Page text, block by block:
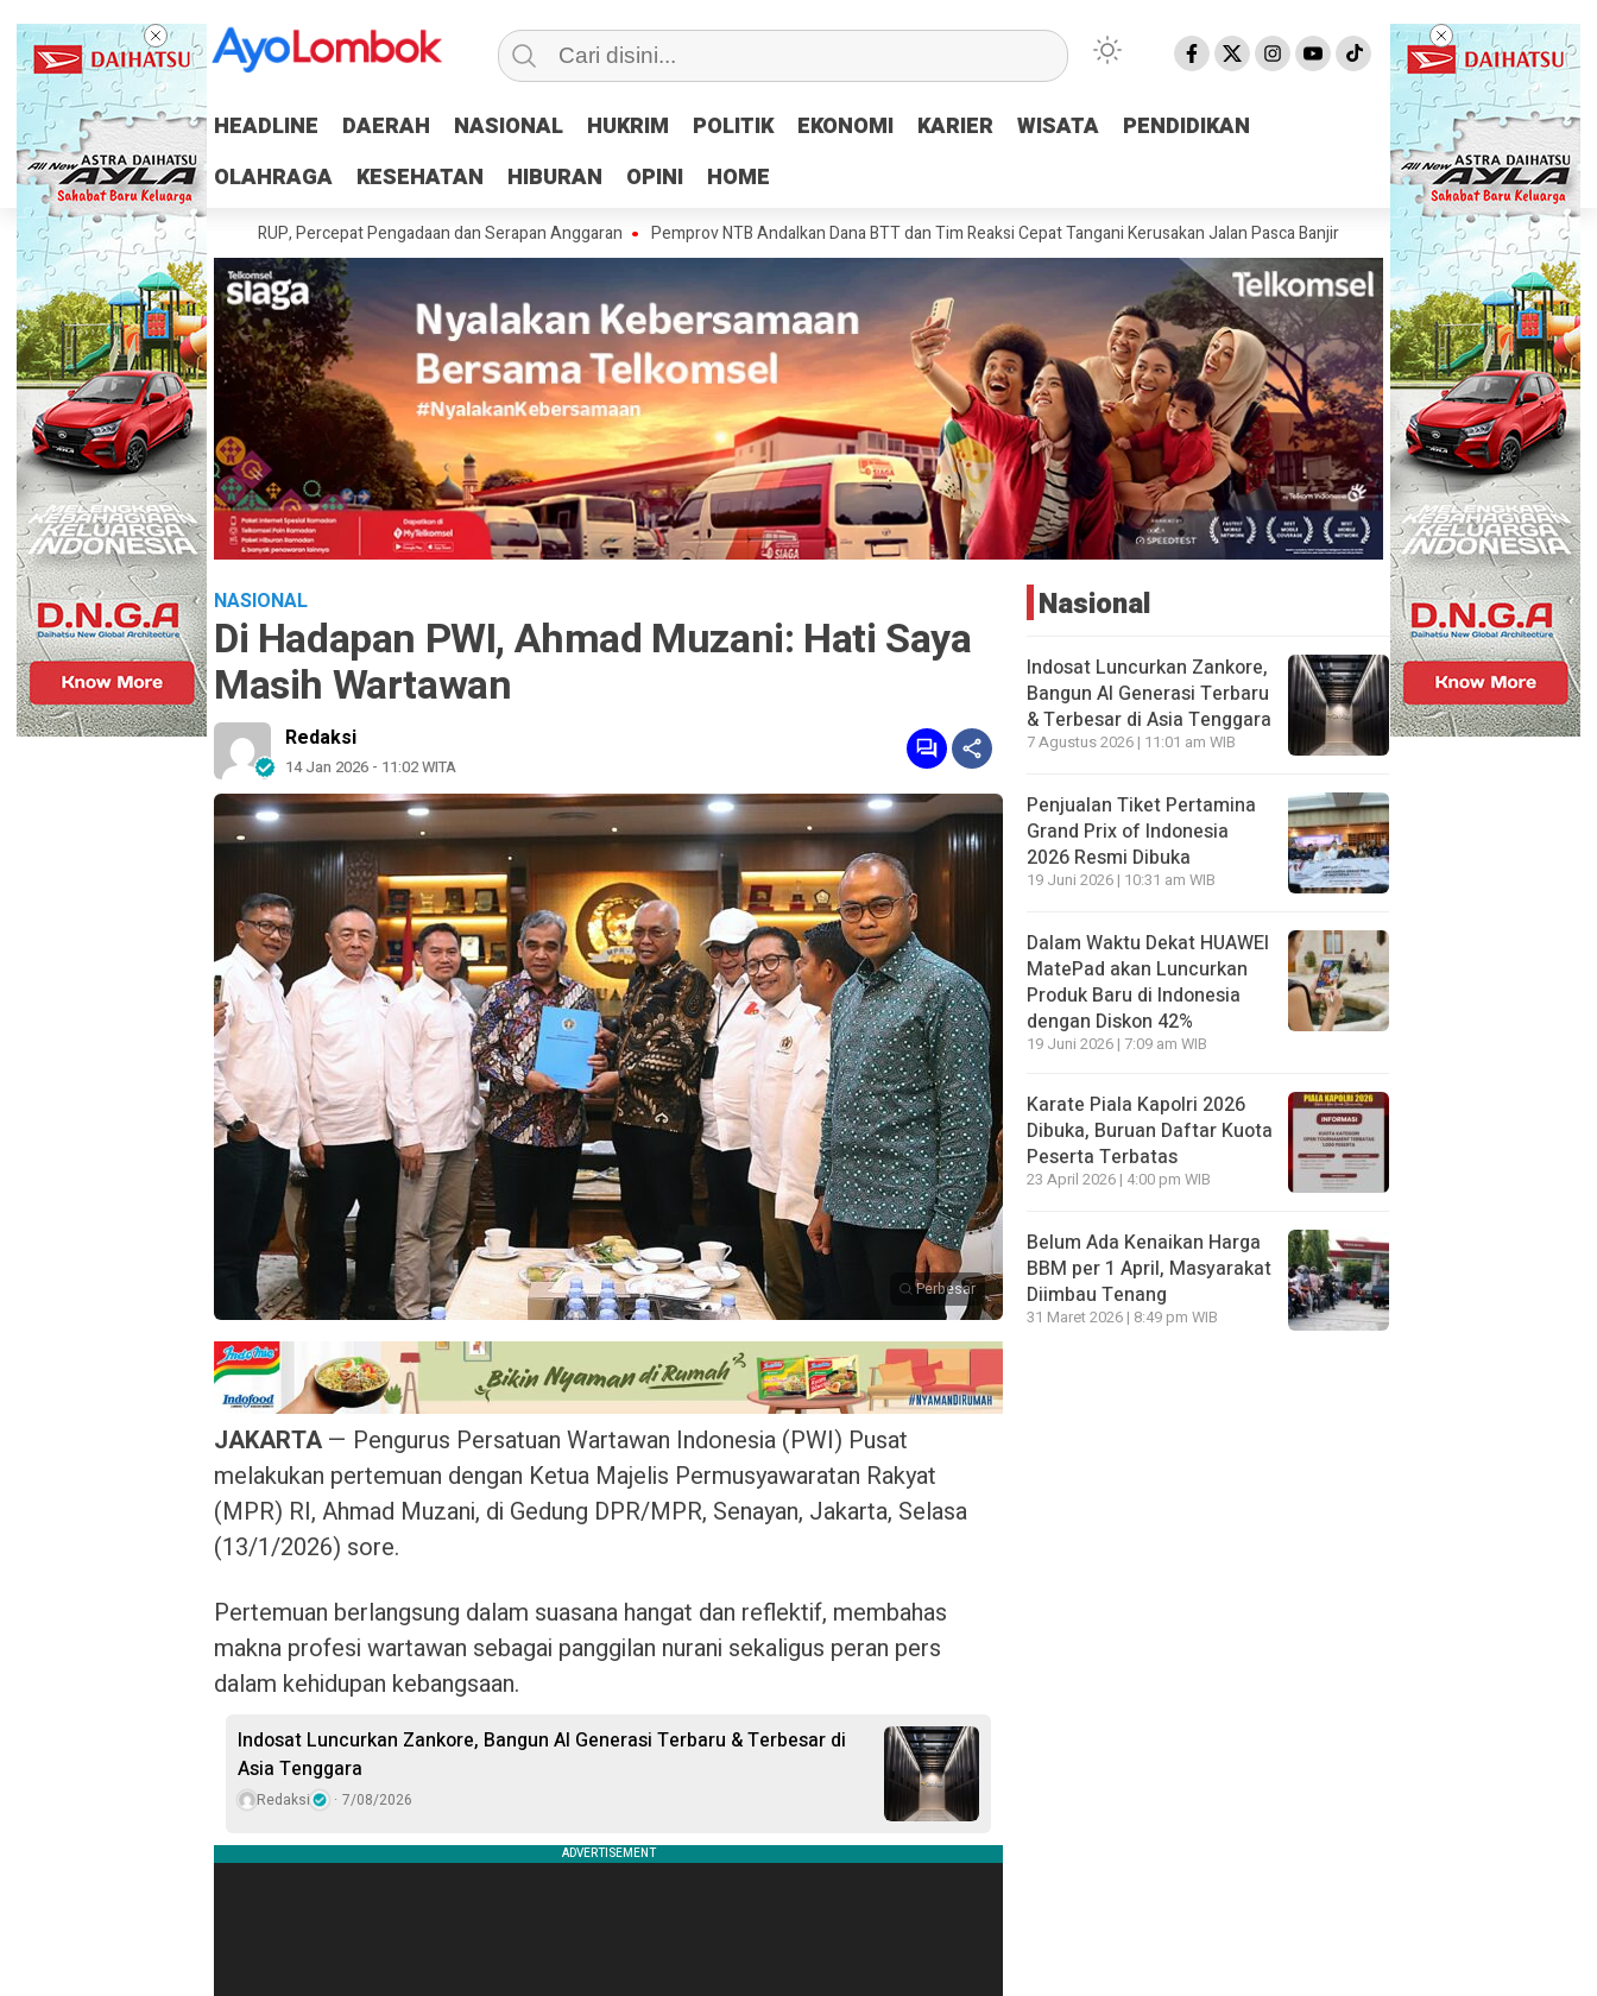
HEADLINE DAERAH NASIONAL HUKRIM POLITIK EKONOMI KARIER WISATA
PENDIDIKAN
OLAHRAGA
KESEHATAN HIBURAN OPINI HOME
HEADLINE DAERAH NASIONAL HUKRIM POLITIK EKONOMI KARIER WISATA
PENDIDIKAN
OLAHRAGA
KESEHATAN HIBURAN OPINI HOME
Tuntaskan 100 Persen RUP, Percepat Pengadaan dan Serapan Anggaran Pemprov NTB Andalkan Dana BTT dan Tim Reaksi Cepat Tangani Kerusakan Jalan Pasca Banjir Pemprov NTB Segera Luncurkan
NASIONAL
Di Hadapan PWI, Ahmad Muzani: Hati Saya
Masih Wartawan
Redaksi
14 Jan 2026 - 11:02 WITA
Perbesar
JAKARTA — Pengurus Persatuan Wartawan Indonesia (PWI) Pusat
melakukan pertemuan dengan Ketua Majelis Permusyawaratan Rakyat
(MPR) RI, Ahmad Muzani, di Gedung DPR/MPR, Senayan, Jakarta, Selasa
(13/1/2026) sore.
Pertemuan berlangsung dalam suasana hangat dan reflektif, membahas
makna profesi wartawan sebagai panggilan nurani sekaligus peran pers
dalam kehidupan kebangsaan.
Indosat Luncurkan Zankore, Bangun AI Generasi Terbaru & Terbesar di
Asia Tenggara
Redaksi 7/08/2026
Nasional
Indosat Luncurkan Zankore,
Bangun AI Generasi Terbaru
& Terbesar di Asia Tenggara
7 Agustus 2026 | 11:01 am WIB
Penjualan Tiket Pertamina
Grand Prix of Indonesia
2026 Resmi Dibuka
19 Juni 2026 | 10:31 am WIB
Dalam Waktu Dekat HUAWEI
MatePad akan Luncurkan
Produk Baru di Indonesia
dengan Diskon 42%
19 Juni 2026 | 7:09 am WIB
Karate Piala Kapolri 2026
Dibuka, Buruan Daftar Kuota
Peserta Terbatas
23 April 2026 | 4:00 pm WIB
Belum Ada Kenaikan Harga
BBM per 1 April, Masyarakat
Diimbau Tenang
31 Maret 2026 | 8:49 pm WIB